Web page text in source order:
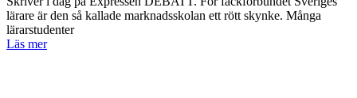
lärare är den så kallade marknadsskolan ett rött skynke. Många
lärarstudenter
Läs mer